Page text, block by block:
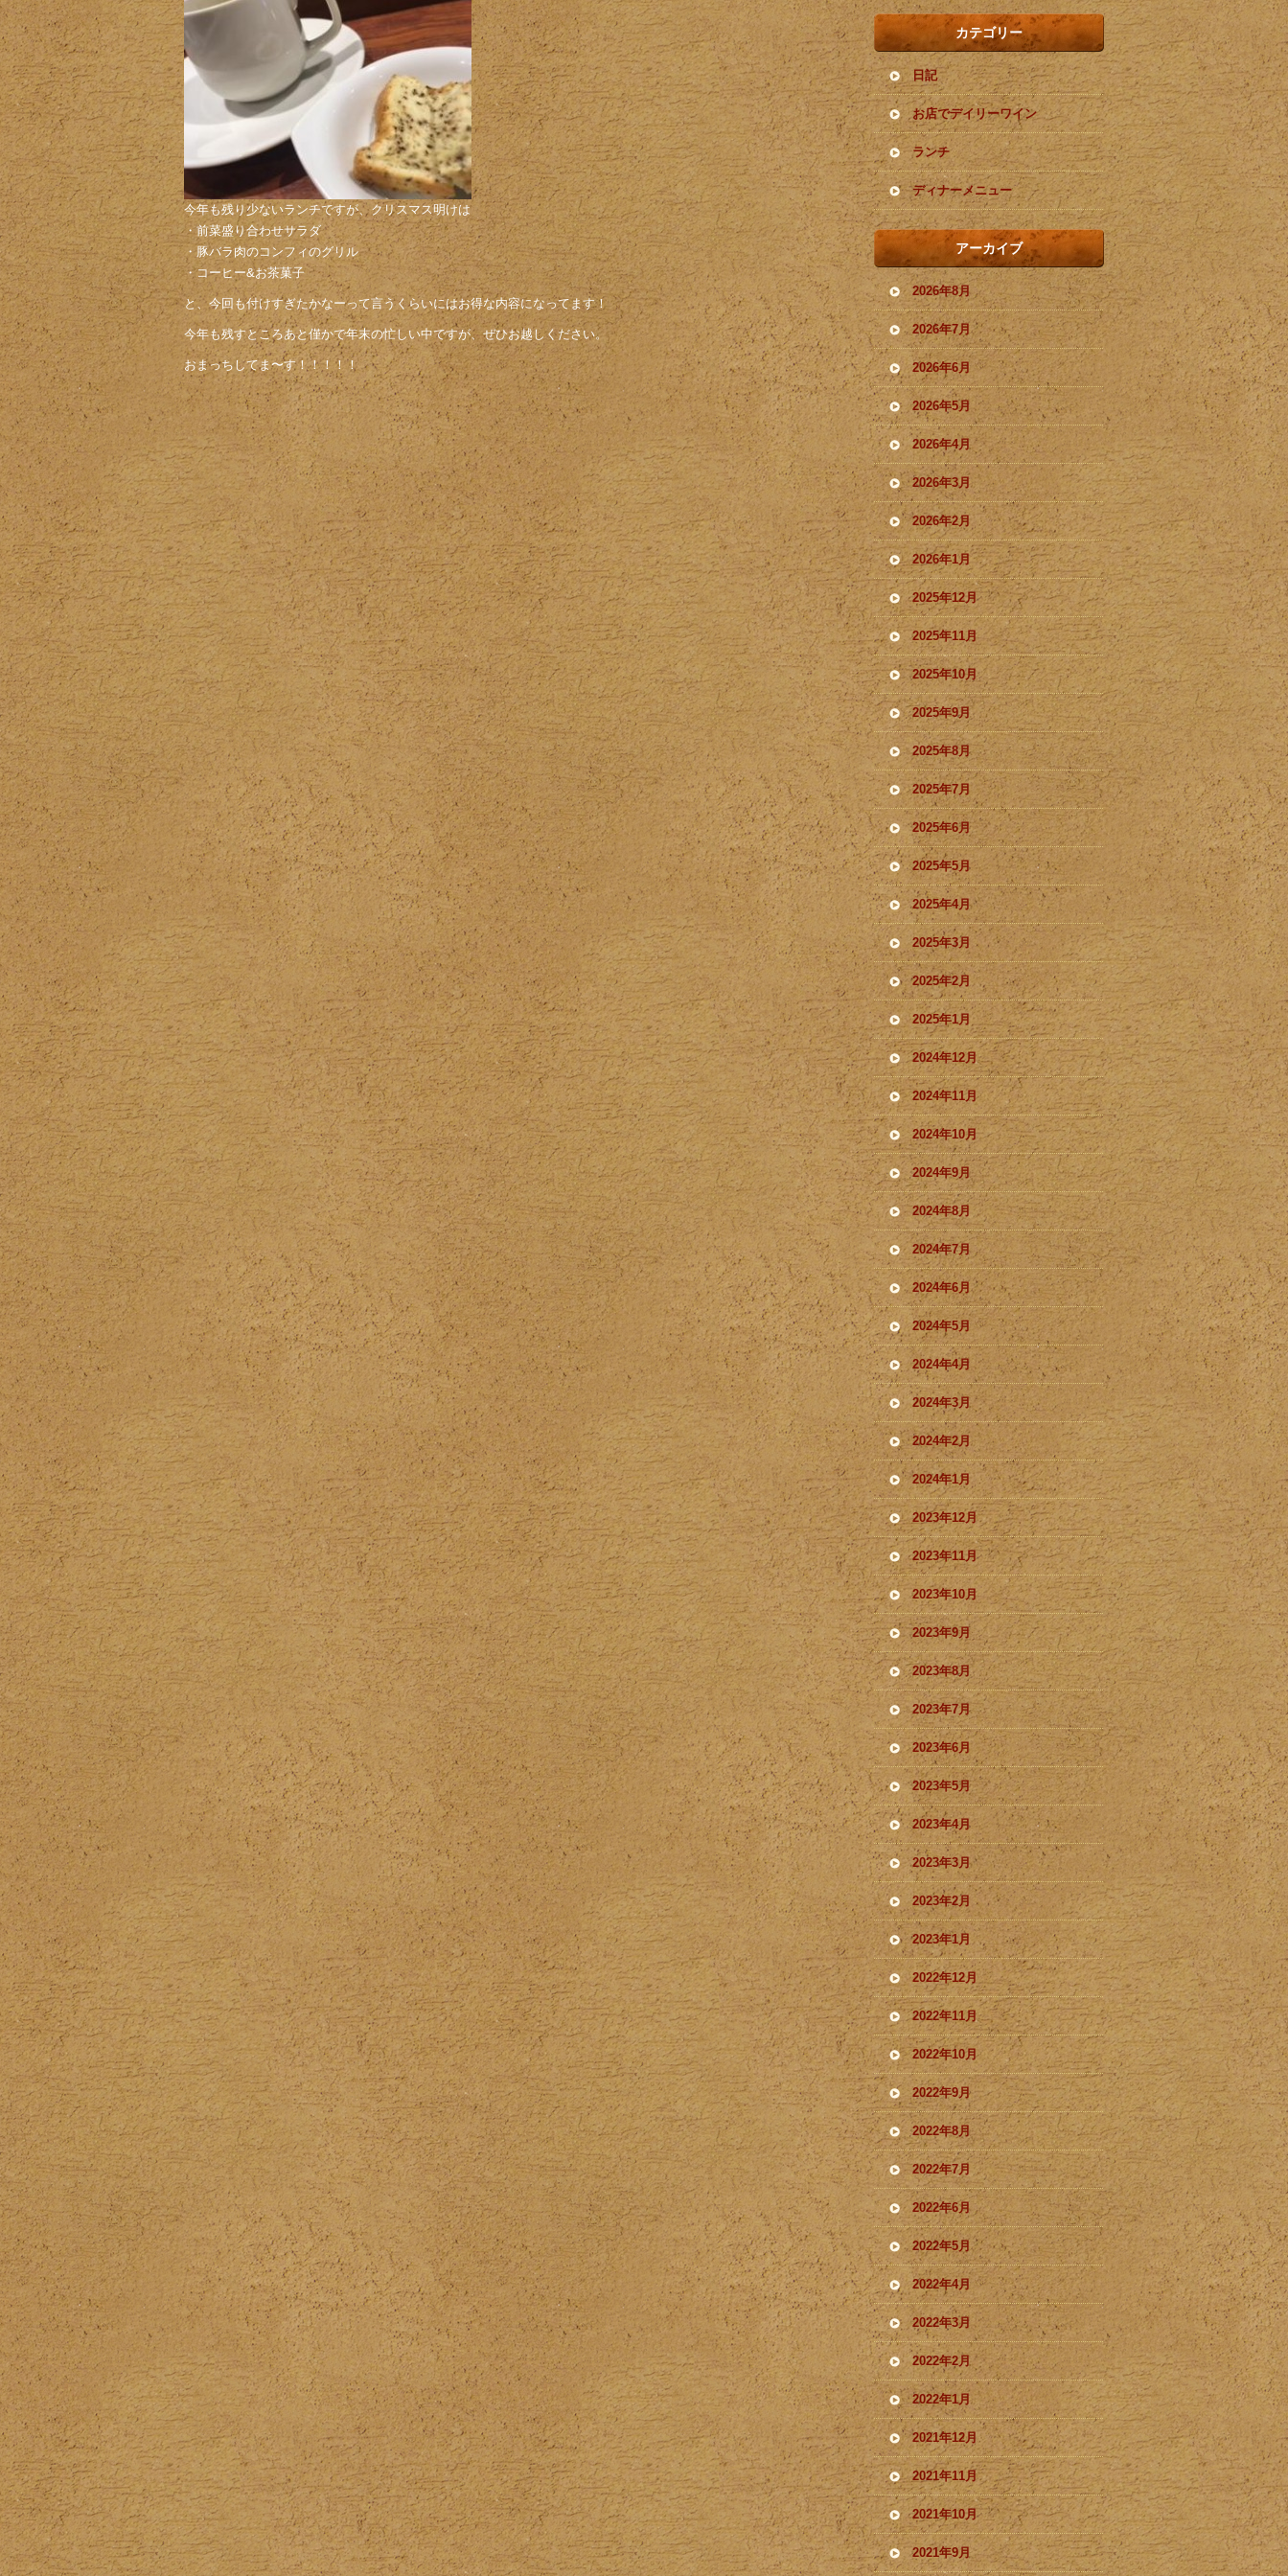
今年も残り少ないランチですが、クリスマス明けは
・前菜盛り合わせサラダ
・豚バラ肉のコンフィのグリル
・コーヒー&お茶菓子
と、今回も付けすぎたかなーって言うくらいにはお得な内容になってます！
今年も残すところあと僅かで年末の忙しい中ですが、ぜひお越しください。
おまっちしてま〜す！！！！！
カテゴリー
日記
お店でデイリーワイン
ランチ
ディナーメニュー
アーカイブ
2026年8月
2026年7月
2026年6月
2026年5月
2026年4月
2026年3月
2026年2月
2026年1月
2025年12月
2025年11月
2025年10月
2025年9月
2025年8月
2025年7月
2025年6月
2025年5月
2025年4月
2025年3月
2025年2月
2025年1月
2024年12月
2024年11月
2024年10月
2024年9月
2024年8月
2024年7月
2024年6月
2024年5月
2024年4月
2024年3月
2024年2月
2024年1月
2023年12月
2023年11月
2023年10月
2023年9月
2023年8月
2023年7月
2023年6月
2023年5月
2023年4月
2023年3月
2023年2月
2023年1月
2022年12月
2022年11月
2022年10月
2022年9月
2022年8月
2022年7月
2022年6月
2022年5月
2022年4月
2022年3月
2022年2月
2022年1月
2021年12月
2021年11月
2021年10月
2021年9月